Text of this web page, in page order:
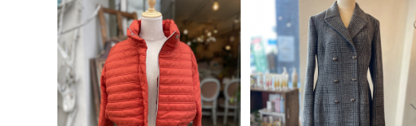
イタリア製 オレンジ ショート
丈 ダウンジャケット
¥19,980
40%OFF
イタリア製 LIU JO チェック ダ
ブル コート
¥33,900
50%OFF